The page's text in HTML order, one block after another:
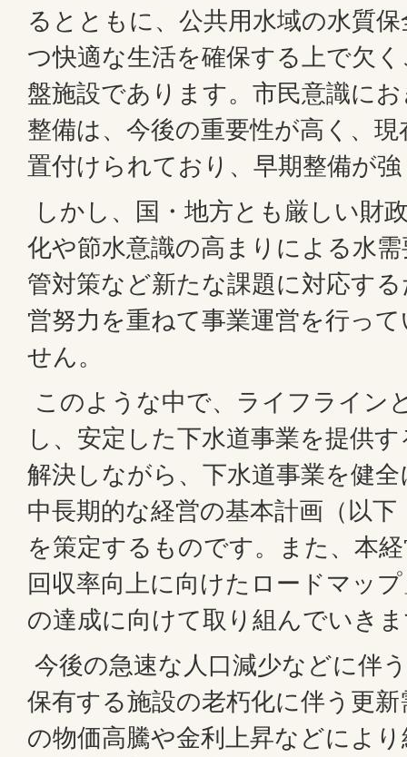
るとともに、公共用水域の水質
つ快適な生活を確保する上で欠
盤施設であります。市民意識に
整備は、今後の重要性が高く、
置付けられており、早期整備が
しかし、国・地方とも厳しい財
化や節水意識の高まりによる水
管対策など新たな課題に対応す
営努力を重ねて事業運営を行っ
せん。
このような中で、ライフライン
し、安定した下水道事業を提供
解決しながら、下水道事業を健
中長期的な経営の基本計画（以
を策定するものです。また、本
回収率向上に向けたロードマッ
の達成に向けて取り組んでいき
今後の急速な人口減少などに伴
保有する施設の老朽化に伴う更
の物価高騰や金利上昇などによ